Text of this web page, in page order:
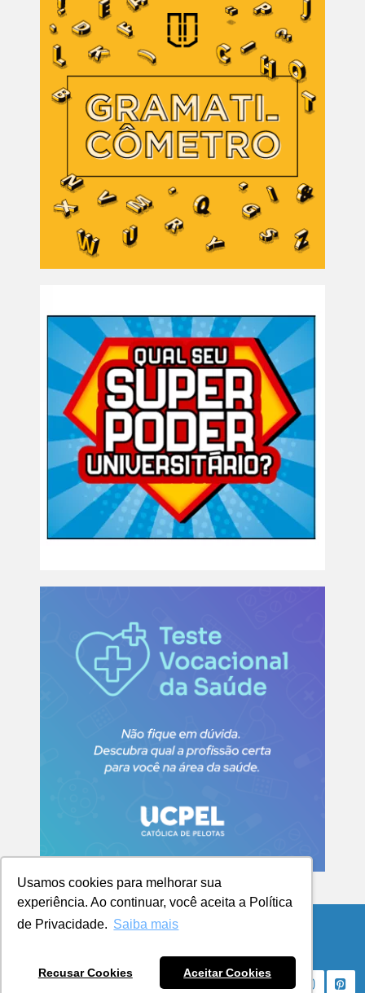
Usamos cookies para melhorar sua
experiência. Ao continuar, você aceita a Política
de Privacidade. Saiba mais
Recusar Cookies Aceitar Cookies